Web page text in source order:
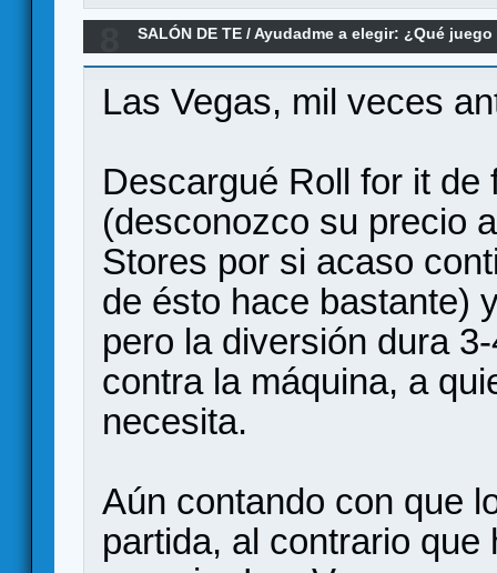
SALÓN DE TE /Ayudadme a elegir: ¿Qué
Las Vegas, mil veces
Descargué Roll for it
(desconozco su precio
Stores por si acaso
de ésto hace bastante)
pero la diversión dura
contra la máquina, a
necesita.
Aún contando con que
partida, al contrario